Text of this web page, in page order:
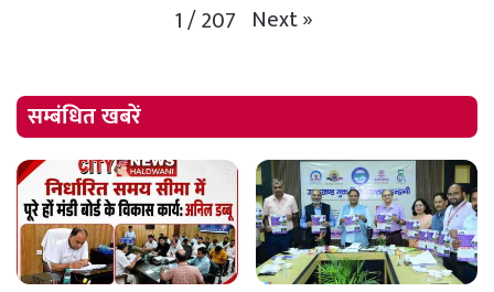
1/207 Next»
सम्बंधित खबरें